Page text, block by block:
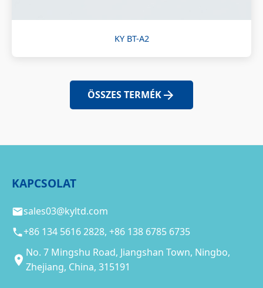
KY BT-A2
ÖSSZES TERMÉK
KAPCSOLAT
sales03@kyltd.com
+86 134 5616 2828, +86 138 6785 6735
No. 7 Mingshu Road, Jiangshan Town, Ningbo,
Zhejiang, China, 315191